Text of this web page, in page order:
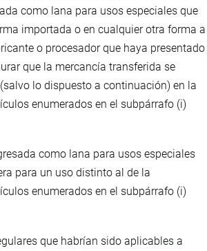
como lana para usos especiales que
importada o en cualquier otra forma a
o procesador que haya presentado
que la mercancía transferida se
lo dispuesto a continuación) en la
enumerados en el subpárrafo (i)
como lana para usos especiales
para un uso distinto al de la
enumerados en el subpárrafo (i)
que habrían sido aplicables a